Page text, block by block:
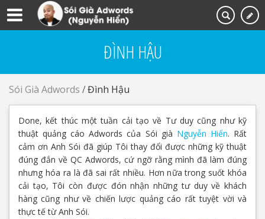
ĐÌNH HẬU
Sói Già Adwords /Đình Hậu
Done, kết thúc một tuần cải tạo về Tư duy cũng như kỹ
thuật quảng cáo Adwords của Sói già Nguyễn Hiển. Rất
cảm ơn Anh Sói đã giúp Tôi thay đổi được những kỹ thuật
đúng đắn về QC Adwords, cứ ngỡ rằng mình đã làm đúng
nhưng hóa ra là đã sai rất nhiều. Hơn nữa trong suốt khóa
cải tạo, Tôi còn được đón nhận những tư duy về khách
hàng cũng như về chiến lược quảng cáo rất tuyệt vời và
thực tế từ Anh Sói.